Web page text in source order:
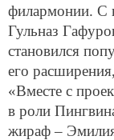
филармонии. С
Гульназ
становился
его
«Вместе с
в роли
жираф –